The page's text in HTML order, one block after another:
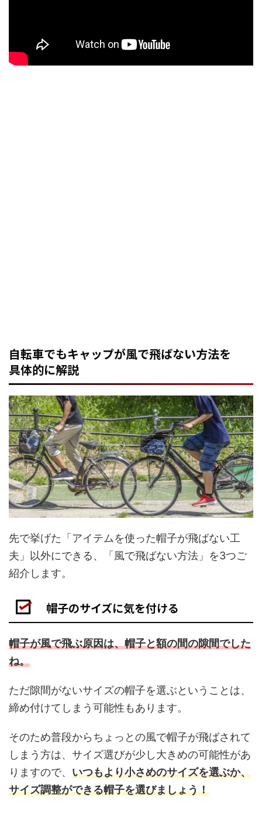
自転車でもキャップが風で飛ばない方法を
具体的に解説
先で挙げた「アイテムを使った帽子が飛ばない工
夫」以外にできる、「風で飛ばない方法」を3つご
紹介します。
帽子のサイズに気を付ける
帽子が風で飛ぶ原因は、帽子と額の間の隙間でした
ね。
ただ隙間がないサイズの帽子を選ぶということは、
締め付けてしまう可能性もあります。
そのため普段からちょっとの風で帽子が飛ばされて
しまう方は、サイズ選びが少し大きめの可能性があ
りますので、 いつもより小さめのサイズを選ぶか、
サイズ調整ができる帽子を選びましょう！